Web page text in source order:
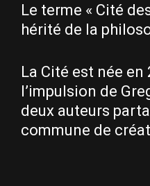
Le terme « Cité
hérité de la
La Cité est née en
l’impulsion de
deux auteurs
commune de